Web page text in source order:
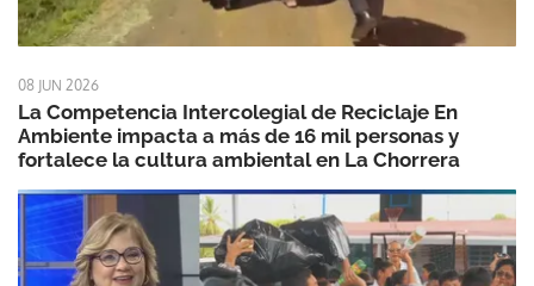
08 JUN 2026
La Competencia Intercolegial de Reciclaje En
Ambiente impacta a más de 16 mil personas y
fortalece la cultura ambiental en La Chorrera